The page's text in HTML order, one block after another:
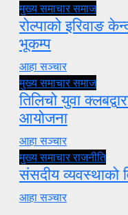
मुख्य समाचारसमाज
रोल्पाको इरिवाङ
भूकम्प
आहा सञ्चार
मुख्य समाचारसमाज
तिलिचो युवा
आयोजना
आहा सञ्चार
मुख्य समाचारराजनीति
संसदीय व्यवस्थाको
आहा सञ्चार